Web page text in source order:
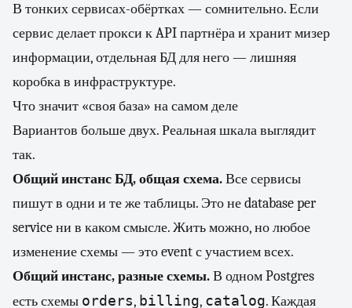
В тонких сервисах-обёртках — сомнительно. Если
сервис делает прокси к API партнёра и хранит мизер
информации, отдельная БД для него — лишняя
коробка в инфраструктуре.
Что значит «своя база» на самом деле
Вариантов больше двух. Реальная шкала выглядит
так.
Общий инстанс БД, общая схема.Все сервисы
пишут в одни и те же таблицы. Это не database per
service ни в каком смысле. Жить можно, но любое
изменение схемы — это event с участием всех.
Общий инстанс, разные схемы.В одном Postgres
есть схемы orders, billing, catalog. Каждая